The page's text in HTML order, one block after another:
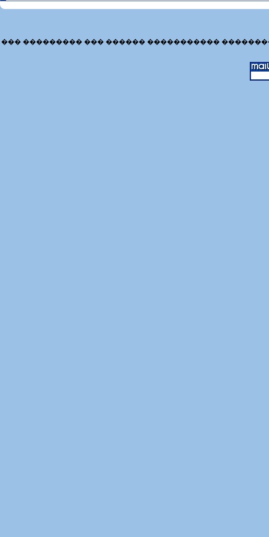
��� ��������� ��� ������ �����������